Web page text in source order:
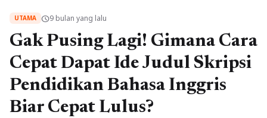
UTAMA schedule9 bulan yang lalu
Gak Pusing Lagi! Gimana Cara
Cepat Dapat Ide Judul Skripsi
Pendidikan Bahasa Inggris
Biar Cepat Lulus?